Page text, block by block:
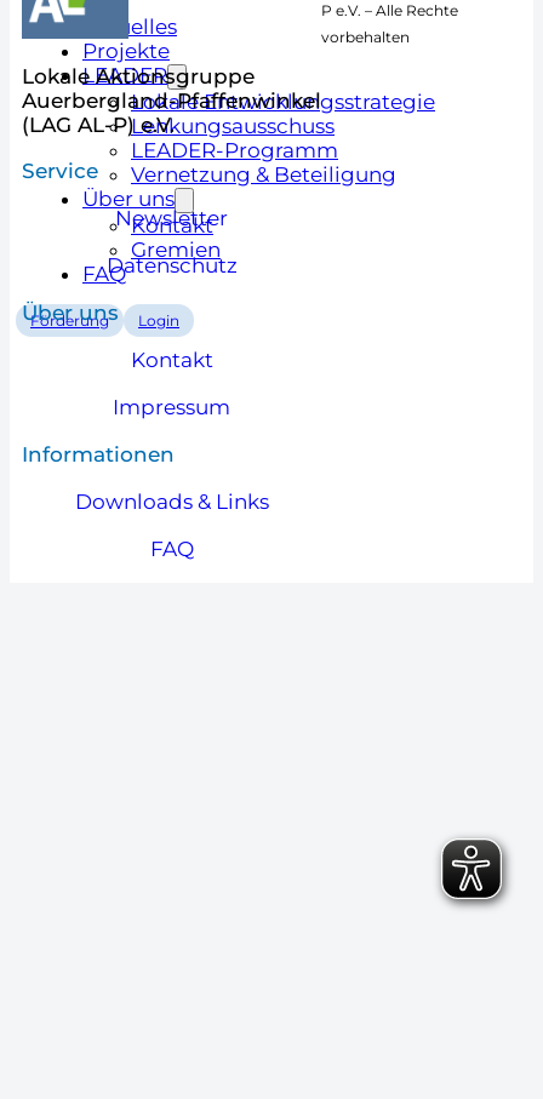
Aktuelles
Projekte
LEADER
Lokale Entwicklungsstrategie
Lenkungsausschuss
LEADER-Programm
Vernetzung & Beteiligung
Über uns
Kontakt
Gremien
FAQ
Förderung Login
Lokale Aktionsgruppe
Auerbergland-Pfaffenwinkel
(LAG AL-P) e.V.
Service
Newsletter
Datenschutz
Über uns
Kontakt
Impressum
Informationen
Downloads & Links
FAQ
P e.V. – Alle Rechte
vorbehalten